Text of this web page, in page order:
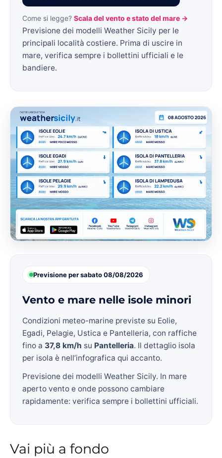
Come si legge? Scala del vento e stato del mare →
Previsione dei modelli Weather Sicily per le
principali località costiere. Prima di uscire in
mare, verifica sempre i bollettini ufficiali e le
bandiere.
Previsione per sabato 08/08/2026
Vento e mare nelle isole minori
Condizioni meteo-marine previste su Eolie,
Egadi, Pelagie, Ustica e Pantelleria, con raffiche
fino a 37,8 km/h su Pantelleria. Il dettaglio isola
per isola è nell’infografica qui accanto.
Previsione dei modelli Weather Sicily. In mare
aperto vento e onde possono cambiare
rapidamente: verifica sempre i bollettini ufficiali.
Vai più a fondo